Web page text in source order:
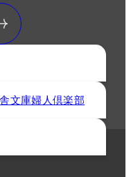
文庫婦人倶楽部